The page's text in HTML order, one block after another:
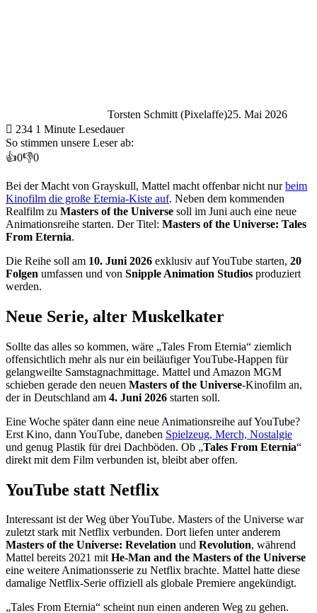
Torsten Schmitt (Pixelaffe)25. Mai 2026
234 1 Minute Lesedauer
So stimmen unsere Leser ab:
👍0👎0
Bei der Macht von Grayskull, Mattel macht offenbar nicht nurbeim
Kinofilm die große Eternia-Kiste auf. Neben dem kommenden
Realfilm zu Masters of the Universe soll im Juni auch eine neue
Animationsreihe starten. Der Titel: Masters of the Universe: Tales
From Eternia.
Die Reihe soll am 10. Juni 2026 exklusiv auf YouTube starten, 20
Folgen umfassen und von Snipple Animation Studios produziert
werden.
Neue Serie, alter Muskelkater
Sollte das alles so kommen, wäre „Tales From Eternia“ ziemlich
offensichtlich mehr als nur ein beiläufiger YouTube-Happen für
gelangweilte Samstagnachmittage. Mattel und Amazon MGM
schieben gerade den neuen Masters of the Universe-Kinofilm an,
der in Deutschland am 4. Juni 2026 starten soll.
Eine Woche später dann eine neue Animationsreihe auf YouTube?
Erst Kino, dann YouTube, daneben Spielzeug, Merch, Nostalgie
und genug Plastik für drei Dachböden. Ob „Tales From Eternia“
direkt mit dem Film verbunden ist, bleibt aber offen.
YouTube statt Netflix
Interessant ist der Weg über YouTube. Masters of the Universe war
zuletzt stark mit Netflix verbunden. Dort liefen unter anderem
Masters of the Universe: Revelation und Revolution, während
Mattel bereits 2021 mitHe-Man and the Masters of the Universe
eine weitere Animationsserie zu Netflix brachte. Mattel hatte diese
damalige Netflix-Serie offiziell als globale Premiere angekündigt.
„Tales From Eternia“ scheint nun einen anderen Weg zu gehen.